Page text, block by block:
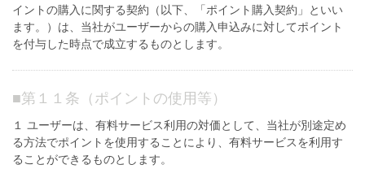
イントの購入に関する契約（以下、「ポイント購入契約」といい
ます。）は、当社がユーザーからの購入申込みに対してポイント
を付与した時点で成立するものとします。
■第１１条（ポイントの使用等）
１ ユーザーは、有料サービス利用の対価として、当社が別途定め
る方法でポイントを使用することにより、有料サービスを利用す
ることができるものとします。